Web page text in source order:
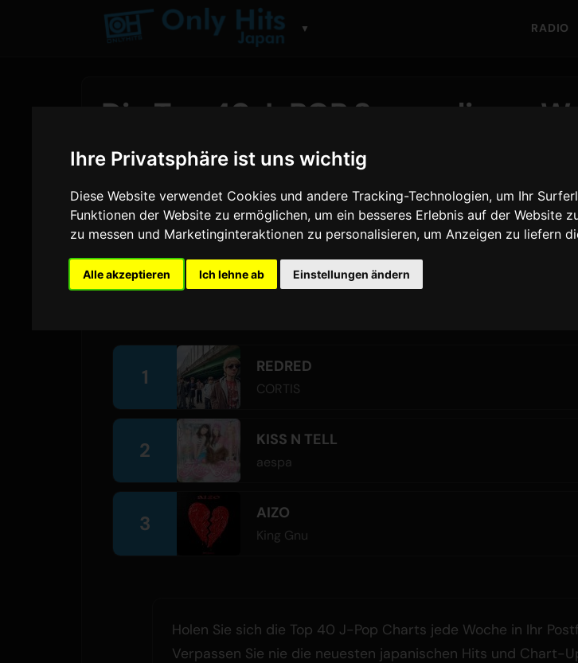
Ihre Privatsphäre ist uns wichtig
Diese Website verwendet Cookies und andere Tracking-Technologien, um Ihr
Funktionen der Website zu ermöglichen, um ein besseres Erlebnis auf der Website
zu messen und Marketinginteraktionen zu personalisieren, um Anzeigen zu liefern
Alle akzeptieren Ich lehne ab Einstellungen ändern
▼ RADIO
Die Top 40 J-POP Songs dieser
Only Hits Japan Charts
VonSam 5 August 2026 238 Aufrufe
CORTISbehauptet die Spitzenposition, daREDREDauch diese Woche auf
verweilt und damit seine 12. Woche an der Spitze markiert. Der höchste
vonaespa, deren neue SingleKISS N TELLdirekt auf Platz 2 einsteigt.
1 REDRED
CORTIS
2 KISS N TELL
aespa
3 AIZO
King Gnu
Holen Sie sich die Top 40 J-Pop Charts jede Woche in Ihr
Verpassen Sie nie die neuesten japanischen Hits und Chart-